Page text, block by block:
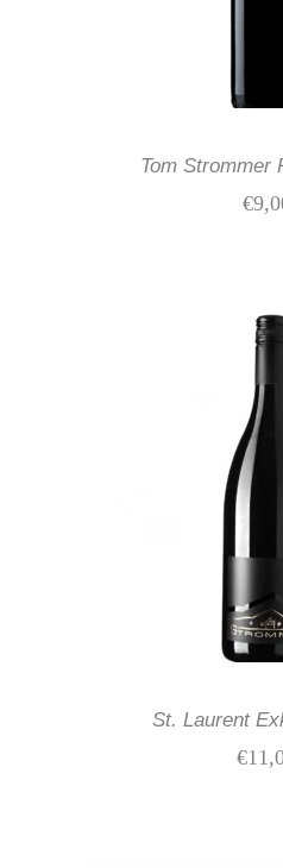
Tom Strommer
€
IN DEN
St. Laurent
€